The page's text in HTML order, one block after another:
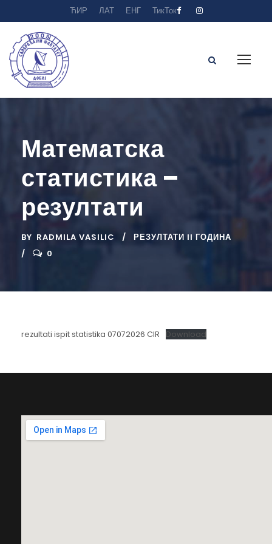
ЋИР ЛАТ ЕНГ ТикТок
Математска
статистика –
резултати
BY RADMILA VASILIC
РЕЗУЛТАТИ II ГОДИНА
0
rezultati ispit statistika 07072026 CIR Download